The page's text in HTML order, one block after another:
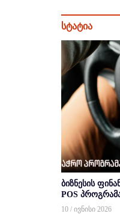
სტატია
ბიზნესის
POS
10 / ივნისი 2026